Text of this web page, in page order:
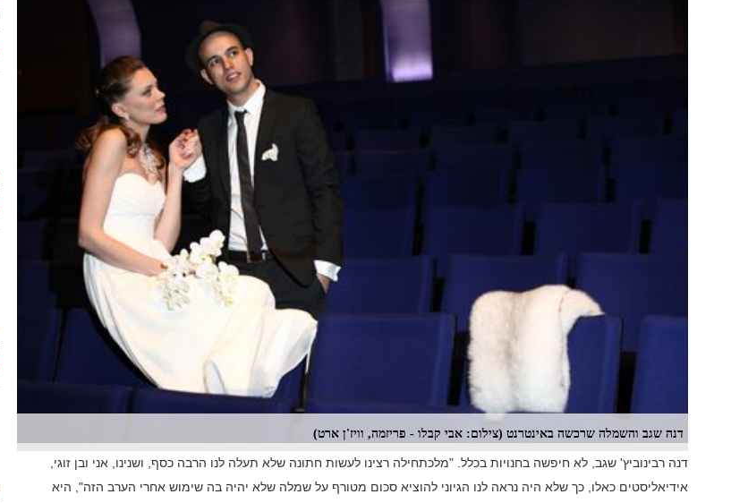
דנה שגב והשמלה שרכשה באינטרנט (צילום: אבי קבלו - פריזמה, וויז'ן ארט)
דנה רבינוביץ' שגב, לא חיפשה בחנויות בכלל. "מלכתחילה רצינו לעשות חתונה שלא תעלה לנו הרבה כסף, ושנינו, אני ובן זוגי,
אידיאליסטים כאלו, כך שלא היה נראה לנו הגיוני להוציא סכום מטורף על שמלה שלא יהיה בה שימוש אחרי הערב הזה", היא